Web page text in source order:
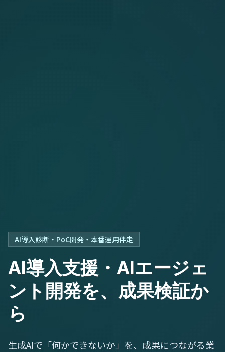
AI導入診断・PoC開発・本番運用伴走
AI導入支援・AIエージェ
ント開発を、成果検証か
ら
生成AIで「何かできないか」を、成果につながる業